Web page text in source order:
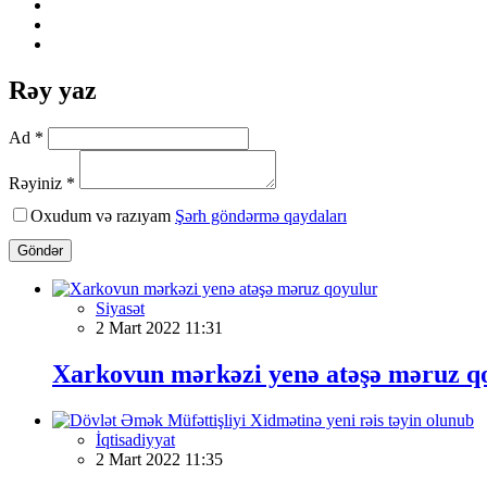
Rəy yaz
Ad *
Rəyiniz *
Oxudum və razıyam Şərh göndərmə qaydaları
Göndər
Siyasət
2 Mart 2022 11:31
Xarkovun mərkəzi yenə atəşə məruz
İqtisadiyyat
2 Mart 2022 11:35